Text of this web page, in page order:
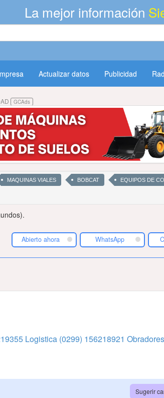
La mejor información
Actualizar datos Publicidad
GCAds
MAQUINAS VIALES BOBCAT EQUIPOS DE
Abierto ahora WhatsApp
Logistica (0299) 156218921 Obradores
Sugerir